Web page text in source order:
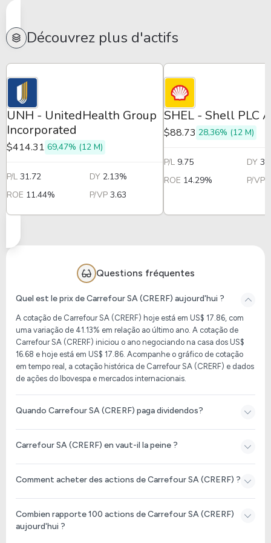
Découvrez plus d'actifs
UNH - UnitedHealth Group
Incorporated
$414.31 69,47% (12 M)
P/L 31.72 DY 2.13%
ROE 11.44% P/VP 3.63
SHEL - Shell PLC
$88.73 28,36% (12 M)
P/L 9.75 DY
ROE 14.29% P/VP
Questions fréquentes
Quel est le prix de Carrefour SA (CRERF) aujourd'hui ?
A cotação de Carrefour SA (CRERF) hoje está em US$ 17.86, com
uma variação de 41.13% em relação ao último ano. A cotação de
Carrefour SA (CRERF) iniciou o ano negociando na casa dos US$
16.68 e hoje está em US$ 17.86. Acompanhe o gráfico de cotação
em tempo real, a cotação histórica de Carrefour SA (CRERF) e dados
de ações do Ibovespa e mercados internacionais.
Quando Carrefour SA (CRERF) paga dividendos?
Carrefour SA (CRERF) en vaut-il la peine ?
Comment acheter des actions de Carrefour SA (CRERF) ?
Combien rapporte 100 actions de Carrefour SA (CRERF)
aujourd'hui ?